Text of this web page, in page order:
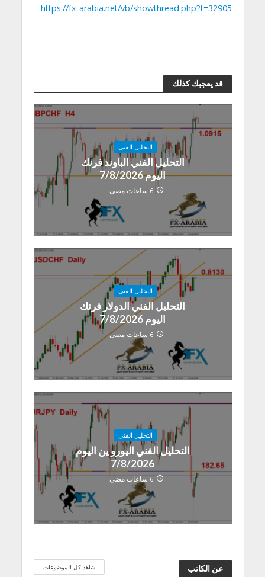
https://fx-arabia.net/vb/showthread.php?t=32905
قد يعجبك كذلك
التحليل الفنى
التحليل الفني الباوند فرنك
اليوم 7/8/2026
6 ساعات مضى
التحليل الفنى
التحليل الفني الدولار فرنك
اليوم 7/8/2026
6 ساعات مضى
التحليل الفنى
التحليل الفني اليورو ين اليوم
7/8/2026
6 ساعات مضى
عن الكاتب شاهد كل الموضوعات